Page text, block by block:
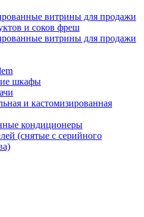
витрины для продажи
и соков фреш
витрины для продажи
шкафы
и кастомизированная
кондиционеры
(снятые с серийного